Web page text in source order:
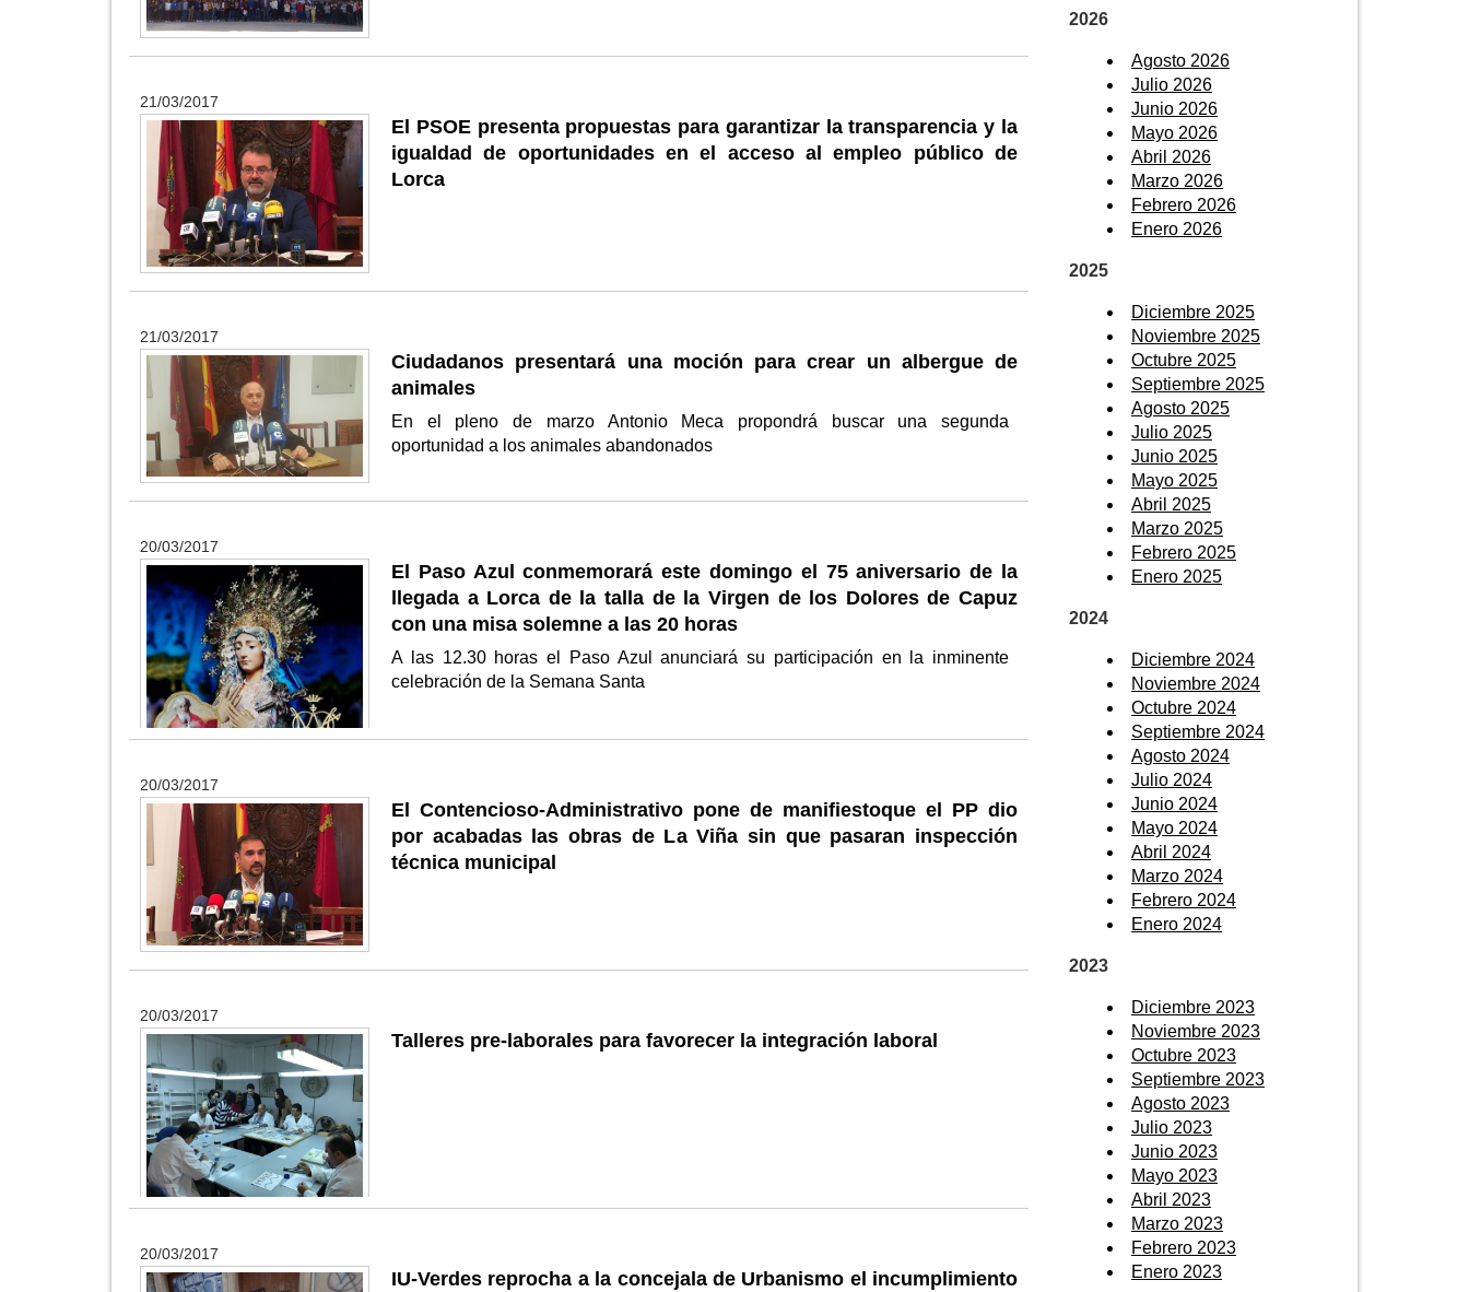
21/03/2017
El PSOE presenta propuestas para garantizar la transparencia y la
igualdad de oportunidades en el acceso al empleo público de
Lorca
21/03/2017
Ciudadanos presentará una moción para crear un albergue de
animales
En el pleno de marzo Antonio Meca propondrá buscar una segunda
oportunidad a los animales abandonados
20/03/2017
El Paso Azul conmemorará este domingo el 75 aniversario de la
llegada a Lorca de la talla de la Virgen de los Dolores de Capuz
con una misa solemne a las 20 horas
A las 12.30 horas el Paso Azul anunciará su participación en la inminente
celebración de la Semana Santa
20/03/2017
El Contencioso-Administrativo pone de manifiestoque el PP dio
por acabadas las obras de La Viña sin que pasaran inspección
técnica municipal
20/03/2017
Talleres pre-laborales para favorecer la integración laboral
20/03/2017
IU-Verdes reprocha a la concejala de Urbanismo el incumplimiento
2026
Agosto 2026
Julio 2026
Junio 2026
Mayo 2026
Abril 2026
Marzo 2026
Febrero 2026
Enero 2026
2025
Diciembre 2025
Noviembre 2025
Octubre 2025
Septiembre 2025
Agosto 2025
Julio 2025
Junio 2025
Mayo 2025
Abril 2025
Marzo 2025
Febrero 2025
Enero 2025
2024
Diciembre 2024
Noviembre 2024
Octubre 2024
Septiembre 2024
Agosto 2024
Julio 2024
Junio 2024
Mayo 2024
Abril 2024
Marzo 2024
Febrero 2024
Enero 2024
2023
Diciembre 2023
Noviembre 2023
Octubre 2023
Septiembre 2023
Agosto 2023
Julio 2023
Junio 2023
Mayo 2023
Abril 2023
Marzo 2023
Febrero 2023
Enero 2023